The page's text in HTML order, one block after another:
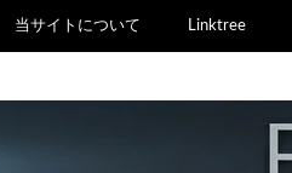
当サイトについて Linktree